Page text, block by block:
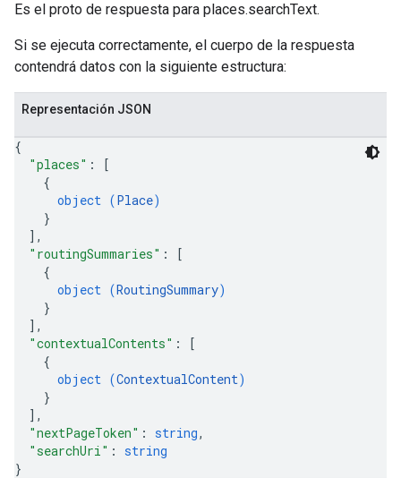
Es el proto de respuesta para places.searchText.
Si se ejecuta correctamente, el cuerpo de la respuesta
contendrá datos con la siguiente estructura:
Representación JSON
{
"places" :
[
{
object (Place)
}
] ,
"routingSummaries" :
[
{
object (RoutingSummary)
}
] ,
"contextualContents" :
[
{
object (ContextualContent)
}
] ,
"nextPageToken" : string,
"searchUri" : string
}